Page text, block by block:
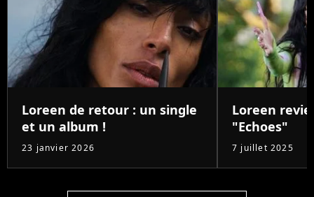
Loreen de retour : un single
et un album !
23 janvier 2026
Loreen
"Echoes"
7 juillet 2025